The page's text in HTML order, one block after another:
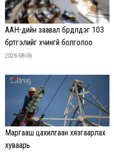
ААН-үүдийн заавал бүрдүүлдэг 103
бүртгэлийг хүчингүй болголоо
2026-08-06
Маргааш цахилгаан хязгаарлах
хуваарь